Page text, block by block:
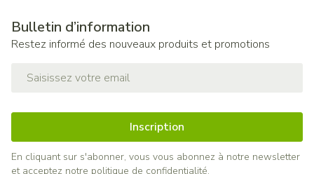
Bulletin d’information
Restez informé des nouveaux produits et promotions
Inscription
En cliquant sur s'abonner, vous vous abonnez à notre newsletter
et acceptez notre politique de confidentialité.